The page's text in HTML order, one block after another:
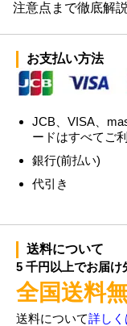
注意点まで徹底解
お支払い方法
JCB、VISA、
ードはすべてご
銀行(前払い)
代引き
送料について
5 千円以上でお届け
全国送料
送料について詳しく